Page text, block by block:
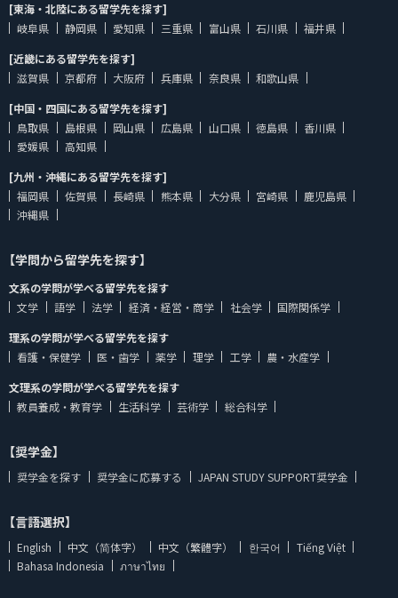
[東海・北陸にある留学先を探す]
岐阜県
静岡県 愛知県 三重県 富山県 石川県
福井県
[近畿にある留学先を探す]
滋賀県
京都府 大阪府 兵庫県 奈良県
和歌山県
[中国・四国にある留学先を探す]
鳥取県
島根県 岡山県 広島県 山口県 徳島県
香川県
愛媛県
高知県
[九州・沖縄にある留学先を探す]
福岡県
佐賀県 長崎県 熊本県 大分県 宮崎県
鹿児島県
沖縄県
【学問から留学先を探す】
文系の学問が学べる留学先を探す
文学
語学 法学 経済・経営・商学 社会学
国際関係学
理系の学問が学べる留学先を探す
看護・保健学
医・歯学 薬学 理学 工学
農・水産学
文理系の学問が学べる留学先を探す
教員養成・教育学
生活科学 芸術学 総合科学
【奨学金】
奨学金を探す 奨学金に応募する JAPAN STUDY SUPPORT奨学金
【言語選択】
English 中文（简体字） 中文（繁體字） 한국어
Tiếng Việt
Bahasa Indonesia
ภาษาไทย